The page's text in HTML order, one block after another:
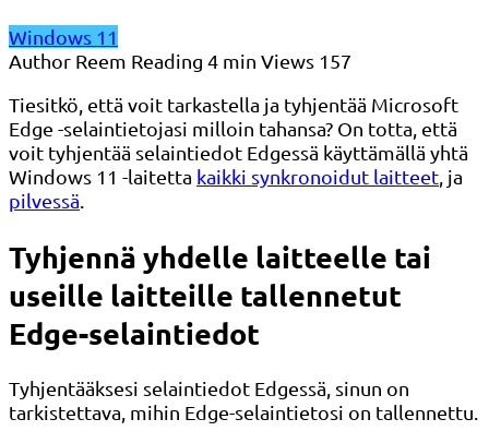
Windows 11
Author Reem Reading 4 min Views 157
Tiesitkö, että voit tarkastella ja tyhjentää Microsoft
Edge -selaintietojasi milloin tahansa? On totta, että
voit tyhjentää selaintiedot Edgessä käyttämällä yhtä
Windows 11 -laitetta kaikki synkronoidut laitteet, ja
pilvessä.
Tyhjennä yhdelle laitteelle tai
useille laitteille tallennetut
Edge-selaintiedot
Tyhjentääksesi selaintiedot Edgessä, sinun on
tarkistettava, mihin Edge-selaintietosi on tallennettu.